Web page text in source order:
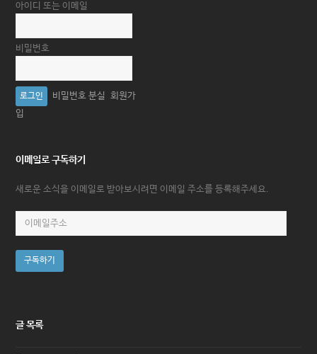
아이디 또는 이메일
비밀번호
비밀번호 분실
회원가
입
이메일로 구독하기
새로운 소식을 이메일로 받아보시려면 이메일 주소를 등록해주세요.
일
구독하기
글 목록